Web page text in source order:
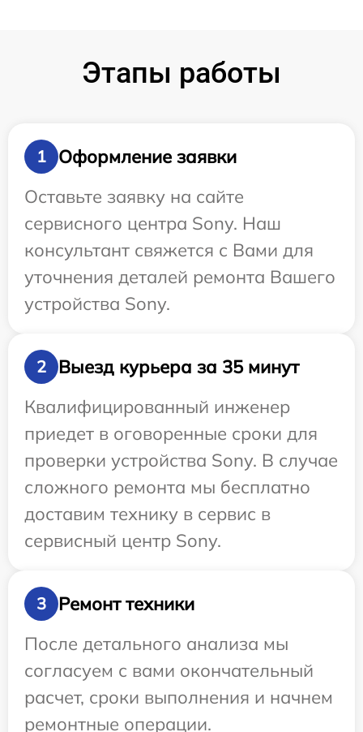
Этапы работы
1
Оформление заявки
Оставьте заявку на сайте
сервисного центра Sony. Наш
консультант свяжется с Вами для
уточнения деталей ремонта Вашего
устройства Sony.
2
Выезд курьера за 35 минут
Квалифицированный инженер
приедет в оговоренные сроки для
проверки устройства Sony. В случае
сложного ремонта мы бесплатно
доставим технику в сервис в
сервисный центр Sony.
3
Ремонт техники
После детального анализа мы
согласуем с вами окончательный
расчет, сроки выполнения и начнем
ремонтные операции.